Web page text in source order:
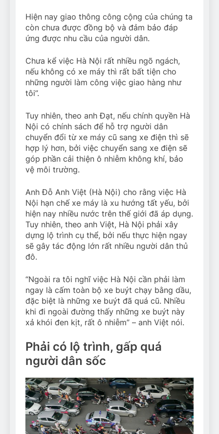
Hiện nay giao thông công cộng của chúng ta
còn chưa được đồng bộ và đảm bảo đáp
ứng được nhu cầu của người dân.
Chưa kể việc Hà Nội rất nhiều ngõ ngách,
nếu không có xe máy thì rất bất tiện cho
những người làm công việc giao hàng như
tôi”.
Tuy nhiên, theo anh Đạt, nếu chính quyền Hà
Nội có chính sách để hỗ trợ người dân
chuyển đổi từ xe máy cũ sang xe điện thì sẽ
hợp lý hơn, bởi việc chuyển sang xe điện sẽ
góp phần cải thiện ô nhiễm không khí, bảo
vệ môi trường.
Anh Đỗ Anh Việt (Hà Nội) cho rằng việc Hà
Nội hạn chế xe máy là xu hướng tất yếu, bởi
hiện nay nhiều nước trên thế giới đã áp dụng.
Tuy nhiên, theo anh Việt, Hà Nội phải xây
dựng lộ trình cụ thể, bởi nếu thực hiện ngay
sẽ gây tác động lớn rất nhiều người dân thủ
đô.
“Ngoài ra tôi nghĩ việc Hà Nội cần phải làm
ngay là cấm toàn bộ xe buýt chạy bằng dầu,
đặc biệt là những xe buýt đã quá cũ. Nhiều
khi đi ngoài đường thấy những xe buýt này
xả khói đen kịt, rất ô nhiễm” – anh Việt nói.
Phải có lộ trình, gấp quá
người dân sốc